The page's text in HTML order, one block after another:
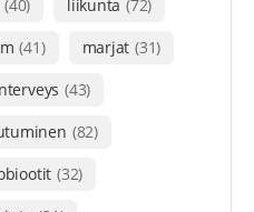
(40) liikunta (72)
(41) marjat (31)
(43)
(82)
(32)